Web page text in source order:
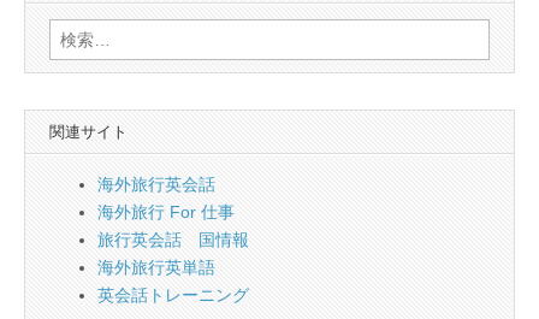
検
索:
関連サイト
海外旅行英会話
海外旅行 For 仕事
旅行英会話 国情報
海外旅行英単語
英会話トレーニング